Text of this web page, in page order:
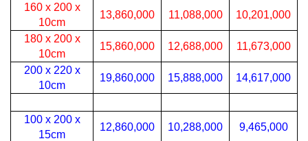
160 x 200 x
10cm
13,860,000 11,088,000 10,201,000
180 x 200 x
10cm
15,860,000 12,688,000 11,673,000
200 x 220 x
10cm
19,860,000 15,888,000 14,617,000
100 x 200 x
15cm
12,860,000 10,288,000 9,465,000